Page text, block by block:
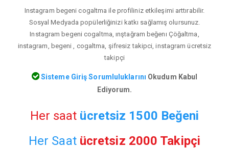
Instagram begeni cogaltma ile profiliniz etkileşimi arttırabilir.
Sosyal Medyada popülerliğinizi katkı sağlamış olursunuz.
Instagram begeni cogaltma, ınştağram beğenı Çöğaltma,
instagram, begeni , cogaltma, şifresiz takipci, instagram ücretsiz
takipçi
Sisteme Giriş Sorumluluklarını Okudum Kabul
Ediyorum.
Her saat ücretsiz 1500 Beğeni
Her Saat ücretsiz 2000 Takipçi